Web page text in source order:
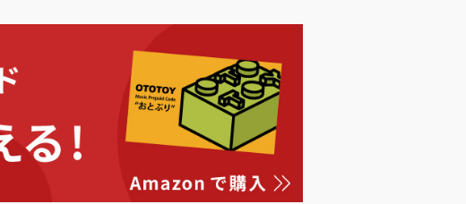
藤敏史氏へのデェディ
す。 まだ日本にカバー
カルチャーがあまりな
かった1995年にスター
トした「CORNERSTON
ES」シリーズは、自身
の礎となった古今東西
の名曲を、原曲の良さ
を重視しながらアレン
ジを施した、佐藤竹善
藤敏史氏へのデェディ
す。 まだ日本にカバー
カルチャーがあまりな
かった1995年にスター
トした「CORNERSTON
ES」シリーズは、自身
の礎となった古今東西
を重視しながらアレン
ジを施した、佐藤竹善